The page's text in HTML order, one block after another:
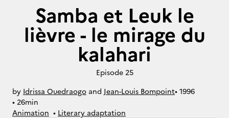
Samba et Leuk le
lièvre - le mirage du
kalahari
Episode 25
by Idrissa Ouedraogo and Jean-Louis Bompoint• 1996
• 26min
Animation • Literary adaptation